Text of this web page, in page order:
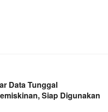
Data Tunggal
Siap Digunakan